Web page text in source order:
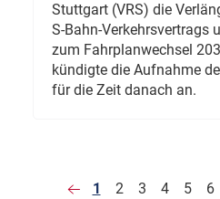
Stuttgart (VRS) die
S-Bahn-Verkehrsvertrags
zum Fahrplanwechsel
kündigte die Aufnahme
für die Zeit danach an.
1 2 3 4 5 6